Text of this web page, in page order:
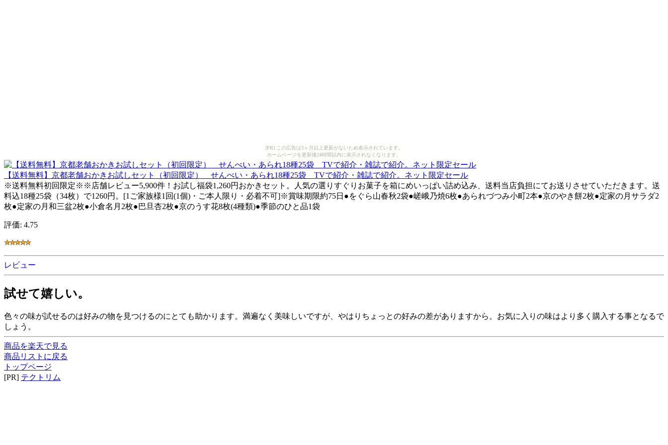
[PR] この広告は3ヶ月以上更新がないため表示されています。
ホームページを更新後24時間以内に表示されなくなります。
【送料無料】京都老舗おかきお試しセット（初回限定） せんべい・あられ18種25袋 TVで紹介・雑誌で紹介。ネット限定セール
※送料無料初回限定※※店舗レビュー5,900件！お試し福袋1,260円おかきセット。人気の選りすぐりお菓子を箱にめいっぱい詰め込み、送料当店負担にてお送りさせていただきます。送
料込18種25袋（34枚）で1260円。[1ご家族様1回(1個)・ご本人限り・必着不可]※賞味期限約75日●をぐら山春秋2袋●嵯峨乃焼6枚●あられづつみ小町2本●京のやき餅2枚●定家の月サラダ2
枚●定家の月和三盆2枚●小倉名月2枚●巴旦杏2枚●京のうす花8枚(4種類)●季節のひと品1袋
評価: 4.75
レビュー
試せて嬉しい。
色々の味が試せるのは好みの物を見つけるのにとても助かります。満遍なく美味しいですが、やはりちょっとの好みの差がありますから。お気に入りの味はより多く購入する事となるで
しょう。
商品を楽天で見る
商品リストに戻る
トップページ
[PR] テクトリム